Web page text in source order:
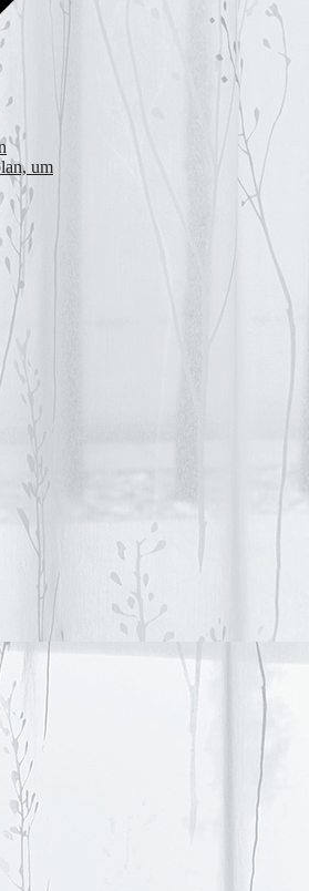
um